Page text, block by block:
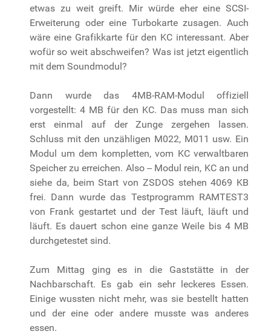
etwas zu weit greift. Mir würde eher eine SCSI-
Erweiterung oder eine Turbokarte zusagen. Auch
wäre eine Grafikkarte für den KC interessant. Aber
wofür so weit abschweifen? Was ist jetzt eigentlich
mit dem Soundmodul?
Dann wurde das 4MB-RAM-Modul offiziell
vorgestellt: 4 MB für den KC. Das muss man sich
erst einmal auf der Zunge zergehen lassen.
Schluss mit den unzähligen M022, M011 usw. Ein
Modul um dem kompletten, vom KC verwaltbaren
Speicher zu erreichen. Also -- Modul rein, KC an und
siehe da, beim Start von ZSDOS stehen 4069 KB
frei. Dann wurde das Testprogramm RAMTEST3
von Frank gestartet und der Test läuft, läuft und
läuft. Es dauert schon eine ganze Weile bis 4 MB
durchgetestet sind.
Zum Mittag ging es in die Gaststätte in der
Nachbarschaft. Es gab ein sehr leckeres Essen.
Einige wussten nicht mehr, was sie bestellt hatten
und der eine oder andere musste was anderes
essen.